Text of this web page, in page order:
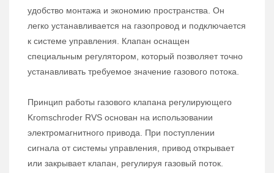
удобство монтажа и экономию пространства. Он
легко устанавливается на газопровод и подключается
к системе управления. Клапан оснащен
специальным регулятором, который позволяет точно
устанавливать требуемое значение газового потока.
Принцип работы газового клапана регулирующего
Kromschroder RVS основан на использовании
электромагнитного привода. При поступлении
сигнала от системы управления, привод открывает
или закрывает клапан, регулируя газовый поток.